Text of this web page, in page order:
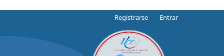
Registrarse Entrar